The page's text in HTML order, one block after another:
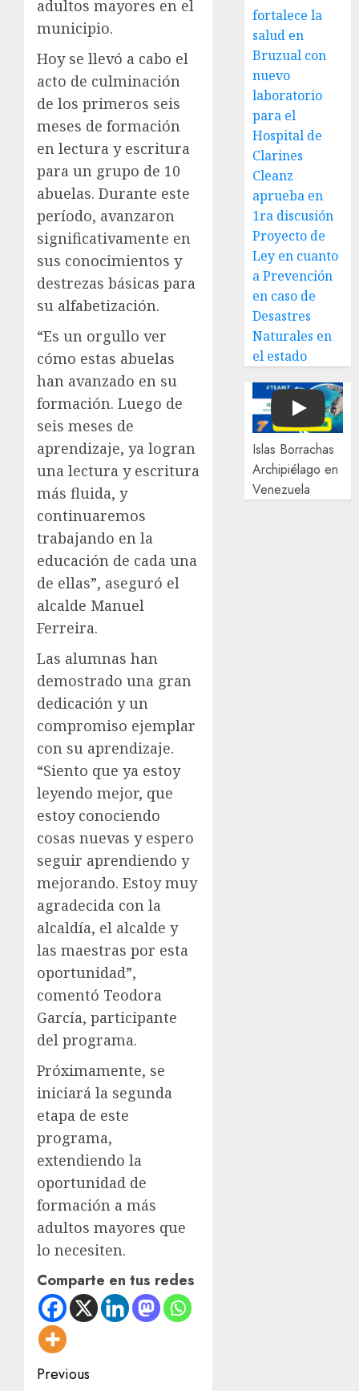
adultos mayores en el
municipio.
Hoy se llevó a cabo el
acto de culminación
de los primeros seis
meses de formación
en lectura y escritura
para un grupo de 10
abuelas. Durante este
período, avanzaron
significativamente en
sus conocimientos y
destrezas básicas para
su alfabetización.
“Es un orgullo ver
cómo estas abuelas
han avanzado en su
formación. Luego de
seis meses de
aprendizaje, ya logran
una lectura y escritura
más fluida, y
continuaremos
trabajando en la
educación de cada una
de ellas”, aseguró el
alcalde Manuel
Ferreira.
Las alumnas han
demostrado una gran
dedicación y un
compromiso ejemplar
con su aprendizaje.
“Siento que ya estoy
leyendo mejor, que
estoy conociendo
cosas nuevas y espero
seguir aprendiendo y
mejorando. Estoy muy
agradecida con la
alcaldía, el alcalde y
las maestras por esta
oportunidad”,
comentó Teodora
García, participante
del programa.
Próximamente, se
iniciará la segunda
etapa de este
programa,
extendiendo la
oportunidad de
formación a más
adultos mayores que
lo necesiten.
Comparte en tus redes
Post
Previous
fortalece la
salud en
Bruzual con
nuevo
laboratorio
para el
Hospital de
Clarines
Cleanz
aprueba en
1ra discusión
Proyecto de
Ley en cuanto
a Prevención
en caso de
Desastres
Naturales en
el estado
Play
Islas Borrachas
Archipiélago en
Venezuela